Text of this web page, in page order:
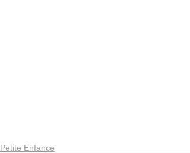
Petite Enfance